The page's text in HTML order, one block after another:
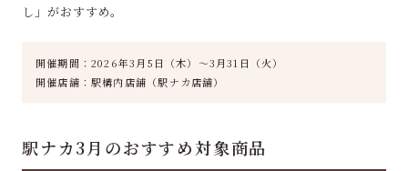
し」がおすすめ。
開催期間：2026年3月5日（木）～3月31日（火）
開催店舗：駅構内店舗（駅ナカ店舗）
駅ナカ3月のおすすめ対象商品